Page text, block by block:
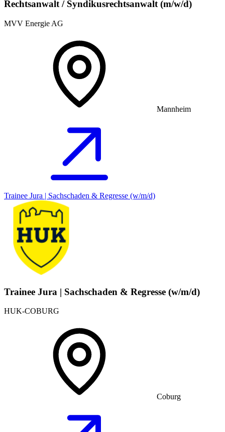
Rechtsanwalt / Syndikusrechtsanwalt (m/w/d)
MVV Energie AG
Mannheim
Trainee Jura | Sachschaden & Regresse (w/m/d)
Trainee Jura | Sachschaden & Regresse (w/m/d)
HUK-COBURG
Coburg